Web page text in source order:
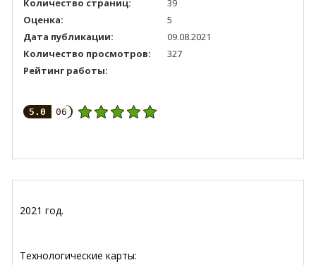
Количество страниц:
39
Оценка:
5
Дата публикации:
09.08.2021
Количество просмотров:
327
Рейтинг работы:
5.0 06
2021 год.
Технологические карты: